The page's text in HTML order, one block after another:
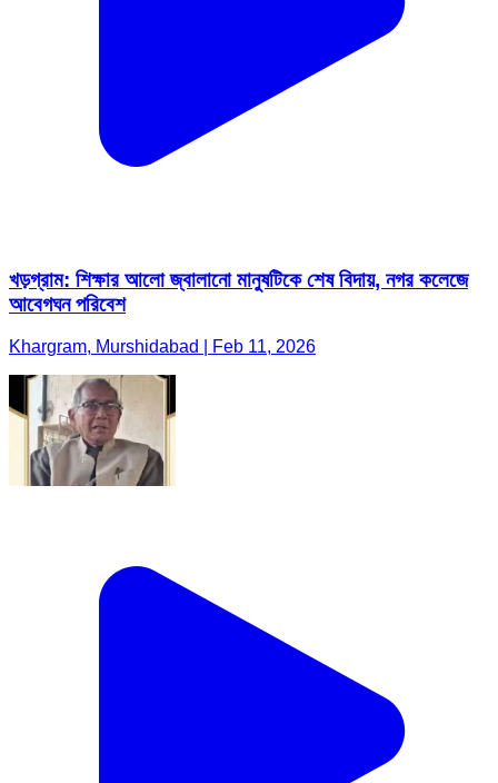
খড়গ্রাম: শিক্ষার আলো জ্বালানো মানুষটিকে শেষ বিদায়, নগর কলেজে
আবেগঘন পরিবেশ
Khargram, Murshidabad | Feb 11, 2026